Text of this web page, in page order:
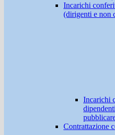
Incarichi
(dirigenti e non
Incarichi
Contrattazione